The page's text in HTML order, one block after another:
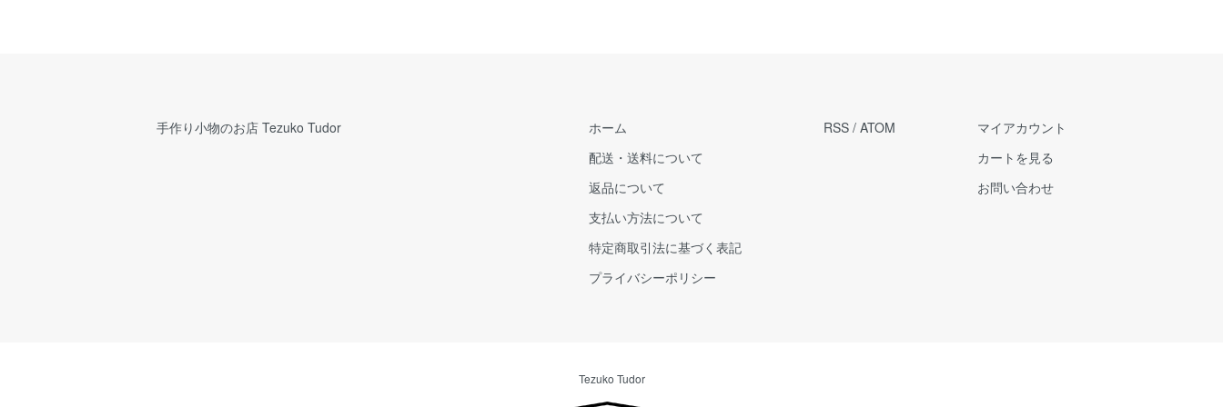
手作り小物のお店 Tezuko Tudor
ホーム
配送・送料について
返品について
支払い方法について
特定商取引法に基づく表記
プライバシーポリシー
RSS / ATOM
マイアカウント
カートを見る
お問い合わせ
Tezuko Tudor